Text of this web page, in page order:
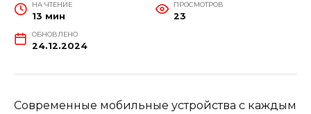
НА ЧТЕНИЕ
13 мин
ПРОСМОТРОВ
23
ОБНОВЛЕНО
24.12.2024
Современные мобильные устройства с каждым